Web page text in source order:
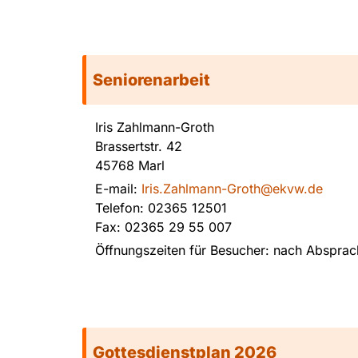
Seniorenarbeit
Iris Zahlmann-Groth
Brassertstr. 42
45768 Marl
E-mail: Iris.Zahlmann-Groth@ekvw.de
Telefon: 02365 12501
Fax: 02365 29 55 007
Öffnungszeiten für Besucher: nach
Gottesdienstplan 2026